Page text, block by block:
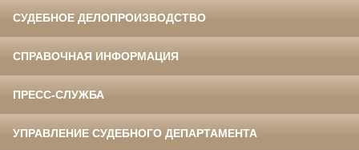
СУДЕБНОЕ ДЕЛОПРОИЗВОДСТВО
СПРАВОЧНАЯ ИНФОРМАЦИЯ
ПРЕСС-СЛУЖБА
УПРАВЛЕНИЕ СУДЕБНОГО ДЕПАРТАМЕНТА